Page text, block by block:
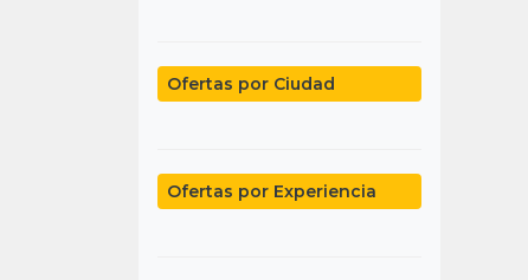
Ofertas por Ciudad
Ofertas por Experiencia